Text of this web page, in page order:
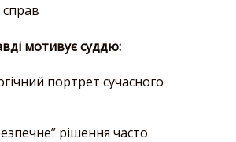
справ
мотивує суддю:
портрет сучасного
рішення часто